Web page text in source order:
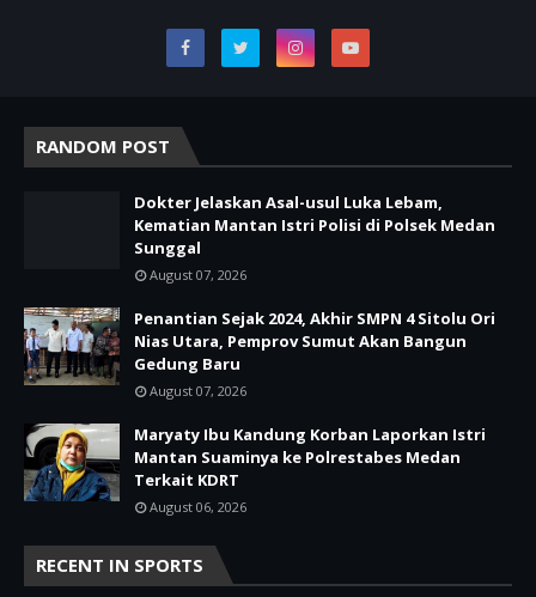
RANDOM POST
Dokter Jelaskan Asal-usul Luka Lebam,
Kematian Mantan Istri Polisi di Polsek Medan
Sunggal
August 07, 2026
Penantian Sejak 2024, Akhir SMPN 4 Sitolu Ori
Nias Utara, Pemprov Sumut Akan Bangun
Gedung Baru
August 07, 2026
Maryaty Ibu Kandung Korban Laporkan Istri
Mantan Suaminya ke Polrestabes Medan
Terkait KDRT
August 06, 2026
RECENT IN SPORTS